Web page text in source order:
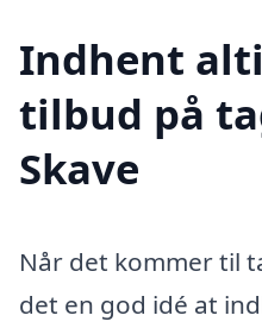
Indhent
tilbud på
Skave
Når det kommer til
det en god idé at